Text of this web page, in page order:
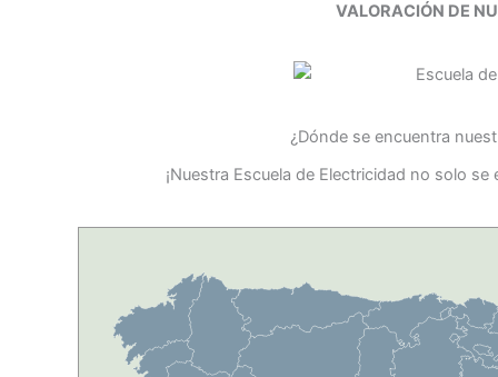
VALORACIÓN DE
¿Dónde se encuentra
¡Nuestra Escuela de Electricidad no solo